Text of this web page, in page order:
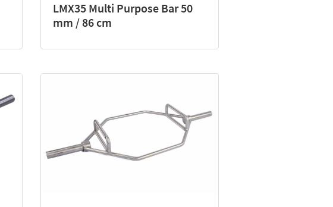
LMX35 Multi Purpose Bar 50
mm / 86 cm